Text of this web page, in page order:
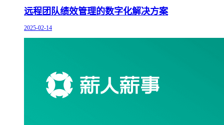
远程团队绩效管理的数字化解决方案
2025-02-14